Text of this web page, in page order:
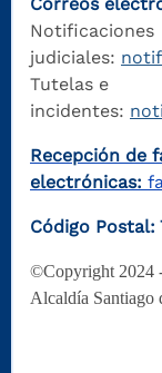
Notificaciones
judiciales:
Tutelas e
incidentes:
Recepción de
electrónicas:
Código Postal:
©Copyright 2024 -
Alcaldía Santiago